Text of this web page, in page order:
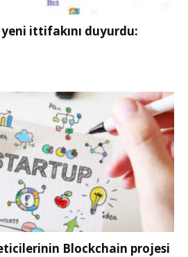
ittifakını duyurdu:
Blockchain projesi